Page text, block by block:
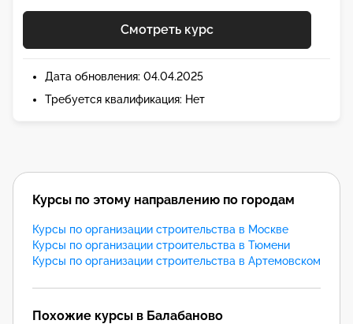
Смотреть курс
Дата обновления: 04.04.2025
Требуется квалификация: Нет
Курсы по этому направлению по городам
Курсы по организации строительства в Москве
Курсы по организации строительства в Тюмени
Курсы по организации строительства в Артемовском
Похожие курсы в Балабаново